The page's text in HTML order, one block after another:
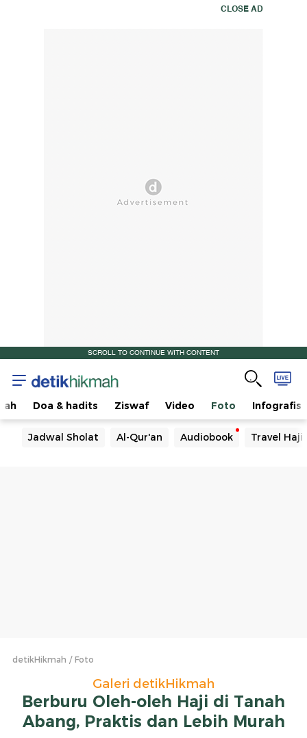
CLOSE AD
SCROLL TO CONTINUE WITH CONTENT
Doa & hadits Ziswaf Video Foto Infografis
Jadwal Sholat Al-Qur'an Audiobook Travel Haji
detikHikmah Foto
Galeri detikHikmah
Berburu Oleh-oleh Haji di Tanah
Abang, Praktis dan Lebih Murah